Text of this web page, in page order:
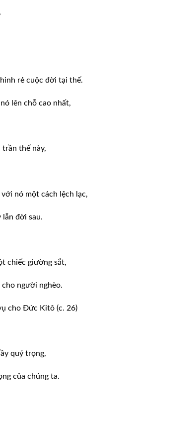
rẻ cuộc đời tại thế.
lên chỗ cao nhất,
thế này,
nó một cách lệch lạc,
lẫn đời sau.
chiếc giường sắt,
cho người nghèo.
cho Đức Kitô (c. 26)
quý trọng,
của chúng ta.